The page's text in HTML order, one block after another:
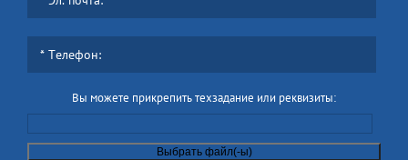
Вы можете прикрепить техзадание или реквизиты: